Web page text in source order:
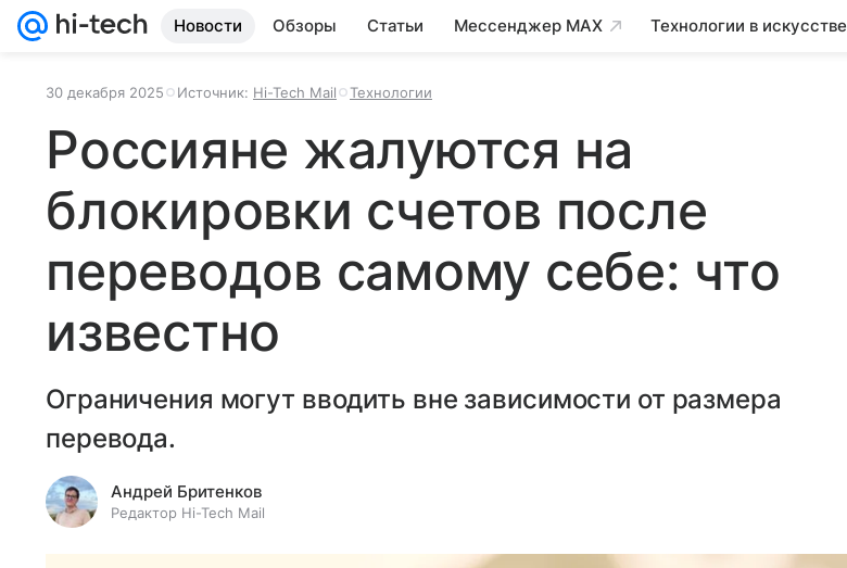
Новости Обзоры Статьи Мессенджер MAX Технологии в искусстве
30 декабря 2025 Источник: Hi-Tech Mail Технологии
Россияне жалуются на
блокировки счетов после
переводов самому себе: что
известно
Ограничения могут вводить вне зависимости от размера
перевода.
Андрей Бритенков
Редактор Hi-Tech Mail